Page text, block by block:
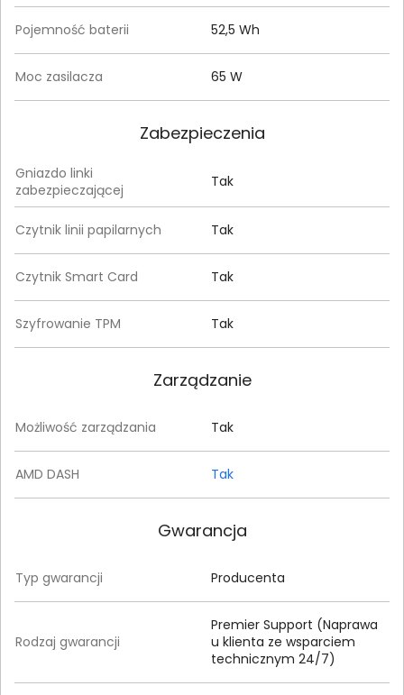
Pojemność baterii 52,5 Wh
Moc zasilacza 65 W
Zabezpieczenia
Gniazdo linki
zabezpieczającej
Tak
Czytnik linii papilarnych Tak
Czytnik Smart Card Tak
Szyfrowanie TPM Tak
Zarządzanie
Możliwość zarządzania Tak
AMD DASH Tak
Gwarancja
Typ gwarancji Producenta
Rodzaj gwarancji
Premier Support (Naprawa
u klienta ze wsparciem
technicznym 24/7)